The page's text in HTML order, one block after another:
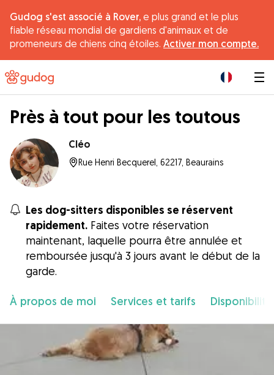
Gudog s'est associé à Rover, e plus grand et le plus
fiable réseau mondial de gardiens d'animaux et de
promeneurs de chiens cinq étoiles. Activer mon compte.
Près à tout pour les toutous
Cléo
Rue Henri Becquerel, 62217, Beaurains
Les dog-sitters disponibles se réservent
rapidement. Faites votre réservation
maintenant, laquelle pourra être annulée et
remboursée jusqu'à 3 jours avant le début de la
garde.
À propos de moi Services et tarifs Disponibilité